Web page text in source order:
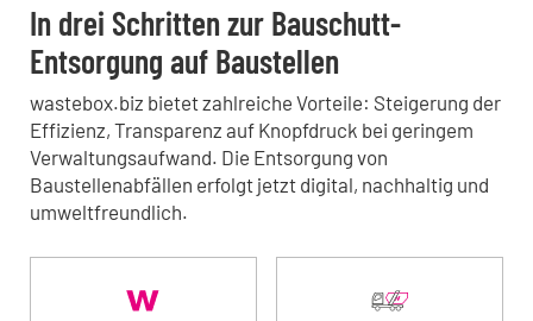
In drei Schritten zur Bauschutt-
Entsorgung auf Baustellen
wastebox.biz bietet zahlreiche Vorteile: Steigerung der
Effizienz, Transparenz auf Knopfdruck bei geringem
Verwaltungsaufwand. Die Entsorgung von
Baustellenabfällen erfolgt jetzt digital, nachhaltig und
umweltfreundlich.